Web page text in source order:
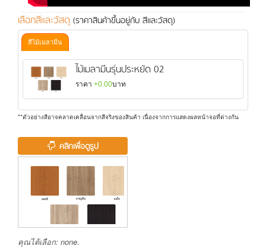
เลือกสีและวัสดุ (ราคาสินค้าขึ้นอยู่กับ สีและวัสดุ)
สีไม้เมลามีน
ไม้เมลามีนรุ่นประหยัด 02
ราคา+0.00บาท
**ตัวอย่างสีอาจคลาดเคลื่อนจากสีจริงของสินค้า เนื่องจากการแสดงผลหน้าจอที่ต่างกัน
คลิกเพื่อดูรูป
คุณได้เลือก: none.